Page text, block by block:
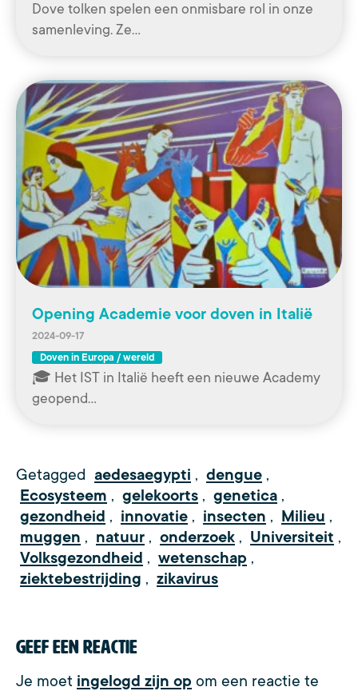
Dove tolken spelen een onmisbare rol in onze
samenleving. Ze…
Opening Academie voor doven in Italië
2024-09-17
Doven in Europa / wereld
🎓 Het IST in Italië heeft een nieuwe Academy
geopend…
Getagged aedesaegypti , dengue ,
Ecosysteem , gelekoorts , genetica ,
gezondheid , innovatie , insecten , Milieu ,
muggen , natuur , onderzoek , Universiteit ,
Volksgezondheid , wetenschap ,
ziektebestrijding , zikavirus
Geef een reactie
Je moet ingelogd zijn op om een reactie te